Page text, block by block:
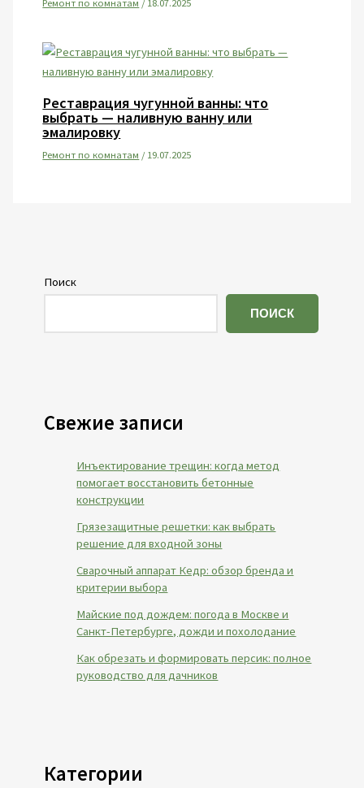
Реставрация чугунной ванны: что
выбрать — наливную ванну или
эмалировку
Ремонт по комнатам /19.07.2025
Поиск
ПОИСК
Свежие записи
Инъектирование трещин: когда метод
помогает восстановить бетонные
конструкции
Грязезащитные решетки: как выбрать
решение для входной зоны
Сварочный аппарат Кедр: обзор бренда и
критерии выбора
Майские под дождем: погода в Москве и
Санкт-Петербурге, дожди и похолодание
Как обрезать и формировать персик: полное
руководство для дачников
Категории